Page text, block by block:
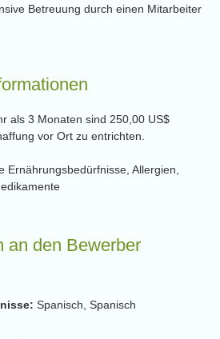
Betreuung durch einen Mitarbeiter
als 3 Monaten sind 250,00 US$
vor Ort zu entrichten.
Ernährungsbedürfnisse, Allergien,
an den Bewerber
Spanisch, Spanisch